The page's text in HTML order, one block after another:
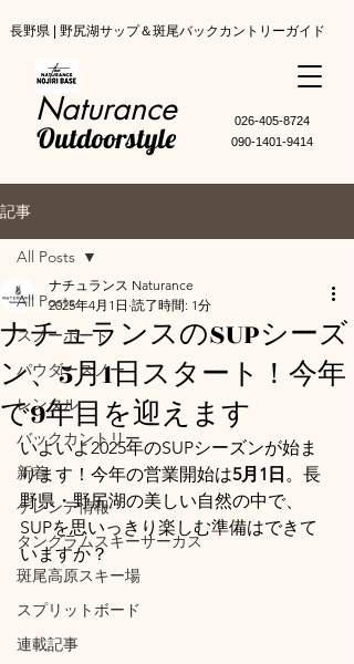
長野県 | 野尻湖サップ＆斑尾バックカントリーガイド
Naturance
Outdoorstyle
​026-405-8724
090-1401-9414
記事
All Posts
スノーボード
パウダースノー
レンタル
バックカントリー
新着
ゲレンデ情報
タングラムスキーサーカス
斑尾高原スキー場
スプリットボード
連載記事
All Posts
ナチュランスのSUPシーズ
ン、5月1日スタート！今年
で9年目を迎えます
ナチュランス Naturance
2025年4月1日 読了時間: 1分
いよいよ2025年のSUPシーズンが始ま
ります！今年の営業開始は5月1日。長
野県・野尻湖の美しい自然の中で、
SUPを思いっきり楽しむ準備はできて
いますか？